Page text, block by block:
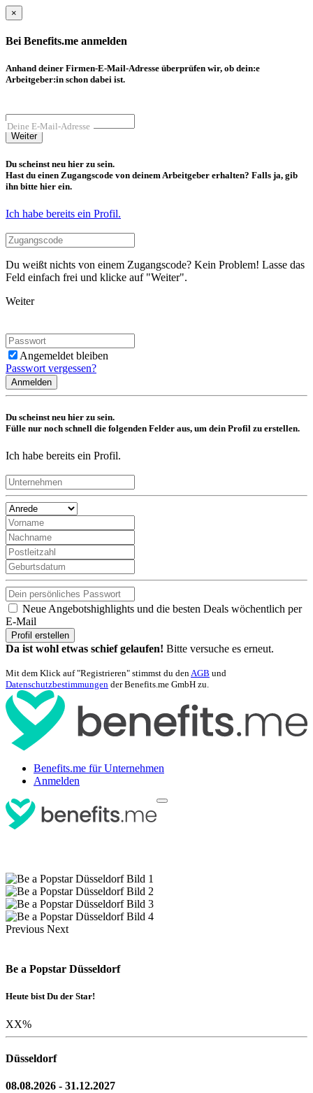
×
Bei Benefits.me anmelden
Anhand deiner Firmen-E-Mail-Adresse überprüfen wir, ob dein:e
Arbeitgeber:in schon dabei ist.
Deine E-Mail-Adresse
Weiter
Du scheinst neu hier zu sein.
Hast du einen Zugangscode von deinem Arbeitgeber erhalten? Falls ja, gib
ihn bitte hier ein.
Ich habe bereits ein Profil.
Du weißt nichts von einem Zugangscode? Kein Problem! Lasse das
Feld einfach frei und klicke auf "Weiter".
Weiter
Angemeldet bleiben
Passwort vergessen?
Anmelden
Du scheinst neu hier zu sein.
Fülle nur noch schnell die folgenden Felder aus, um dein Profil zu erstellen.
Ich habe bereits ein Profil.
Neue Angebotshighlights und die besten Deals wöchentlich per
E-Mail
Profil erstellen
Da ist wohl etwas schief gelaufen! Bitte versuche es erneut.
Mit dem Klick auf "Registrieren" stimmst du denAGB und
Datenschutzbestimmungen der Benefits.me GmbH zu.
Benefits.me für Unternehmen
Anmelden
Previous Next
Be a Popstar Düsseldorf
Heute bist Du der Star!
XX%
Düsseldorf
08.08.2026 - 31.12.2027